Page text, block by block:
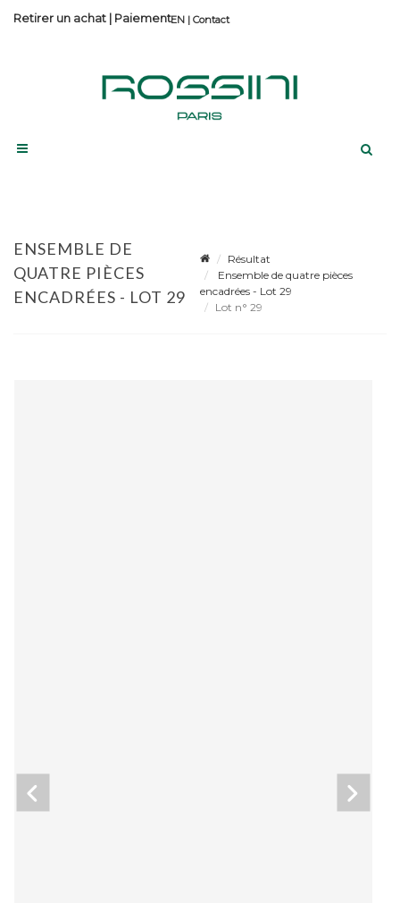
Contact
Retirer un achat | Paiement
ENSEMBLE DE
QUATRE PIÈCES
ENCADRÉES - LOT 29
Résultat
Ensemble de quatre pièces
encadrées - Lot 29
Lot n° 29